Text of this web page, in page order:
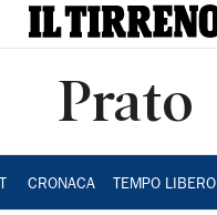
Prato
CRONACA TEMPO LIBERO